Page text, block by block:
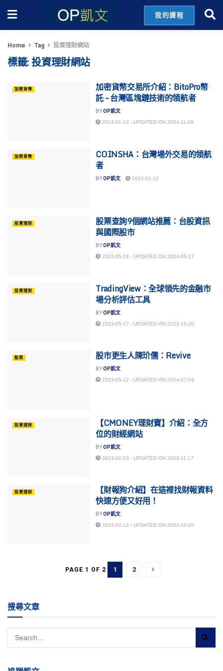
我的課程
Home Tag 投資理財網站
標籤:投資理財網站
加密貨幣
加密貨幣交易所介紹：BitoPro幣
託 – 台灣區塊鏈技術的領航者
BYOP凱文
2024-01-12 - UPDATED ON 2024-11-09
加密貨幣
COINSHA：台灣場外交易的領航
者
BYOP凱文 2024-01-12
投資理財
股票查詢9個網站推薦：台股資訊
與國際股市
BYOP凱文
2023-05-18 - UPDATED ON 2024-08-17
投資理財
TradingView：全球領先的金融市
場分析評估工具
BYOP凱文
2023-05-17 - UPDATED ON 2023-10-20
股票 股市更生人陳玠儒：Revive
BYOP凱文
2023-05-12 - UPDATED ON 2024-07-04
投資理財
【CMONEY理財寶】介紹：全方
位的財經網站
BYOP凱文
2023-02-23 - UPDATED ON 2023-11-17
投資理財
【財報狗介紹】在這裡找財報資料
快速方便又好用！
BYOP凱文
2023-02-12 - UPDATED ON 2023-10-20
PAGE 1 OF 2 1 2
搜尋文章